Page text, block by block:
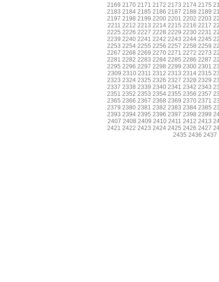
2169 2170 2171 2172 2173 2174 2175
2183 2184 2185 2186 2187 2188 2189
2197 2198 2199 2200 2201 2202 2203
2211 2212 2213 2214 2215 2216 2217
2225 2226 2227 2228 2229 2230 2231
2239 2240 2241 2242 2243 2244 2245
2253 2254 2255 2256 2257 2258 2259
2267 2268 2269 2270 2271 2272 2273
2281 2282 2283 2284 2285 2286 2287
2295 2296 2297 2298 2299 2300 2301
2309 2310 2311 2312 2313 2314 2315
2323 2324 2325 2326 2327 2328 2329
2337 2338 2339 2340 2341 2342 2343
2351 2352 2353 2354 2355 2356 2357
2365 2366 2367 2368 2369 2370 2371
2379 2380 2381 2382 2383 2384 2385
2393 2394 2395 2396 2397 2398 2399
2407 2408 2409 2410 2411 2412 2413
2421 2422 2423 2424 2425 2426 2427
2435 2436 2437